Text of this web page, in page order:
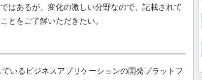
はあるが、変化の激しい分野なので、記載されて
とをご了解いただきたい。
ているビジネスアプリケーションの開発プラットフ